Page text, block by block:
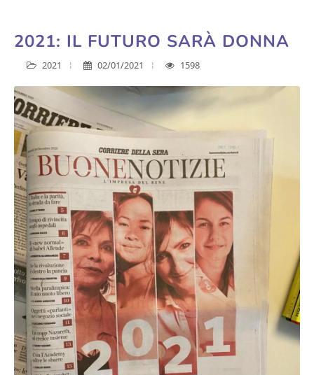
2021: IL FUTURO SARÀ DONNA
2021 02/01/2021 1598